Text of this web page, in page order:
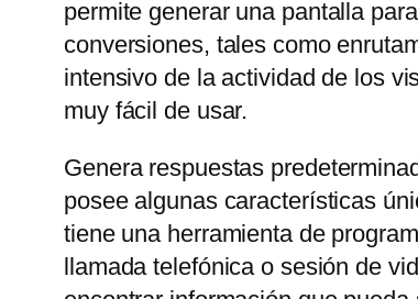
permite generar una pantalla
conversiones, tales como
intensivo de la actividad de los
muy fácil de usar.
Genera respuestas
posee algunas características
tiene una herramienta de
llamada telefónica o sesión de